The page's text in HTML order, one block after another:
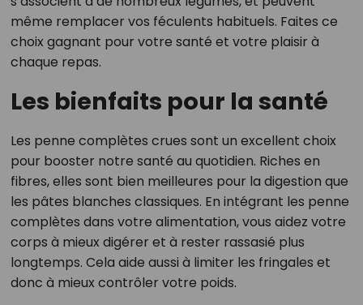
même remplacer vos féculents habituels. Faites ce
choix gagnant pour votre santé et votre plaisir à
chaque repas.
Les bienfaits pour la santé
Les penne complètes crues sont un excellent choix
pour booster notre santé au quotidien. Riches en
fibres, elles sont bien meilleures pour la digestion que
les pâtes blanches classiques. En intégrant les penne
complètes dans votre alimentation, vous aidez votre
corps à mieux digérer et à rester rassasié plus
longtemps. Cela aide aussi à limiter les fringales et
donc à mieux contrôler votre poids.